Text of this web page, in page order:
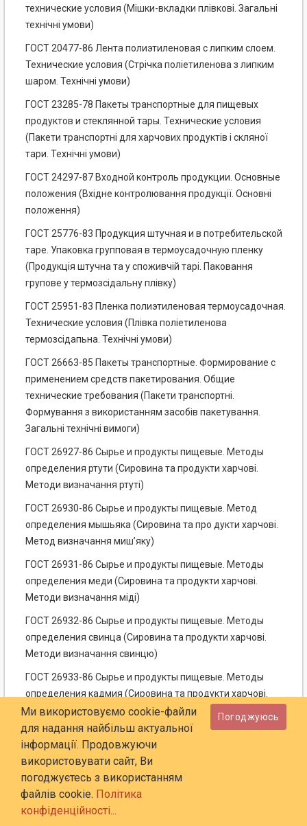
технические условия (Мішки-вкладки плівкові. Загальні
технічні умови)
ГОСТ 20477-86 Лента полиэтиленовая с липким слоем.
Технические условия (Стрічка поліетиленова з липким
шаром. Технічні умови)
ГОСТ 23285-78 Пакеты транспортные для пищевых
продуктов и стеклянной тары. Технические условия
(Пакети транспортні для харчових продуктів і скляної
тари. Технічні умови)
ГОСТ 24297-87 Входной контроль продукции. Основные
положения (Вхідне контролювання продукції. Основні
положення)
ГОСТ 25776-83 Продукция штучная и в потребительской
таре. Упаковка групповая в термоусадочную пленку
(Продукція штучна та у споживчій тарі. Паковання
групове у термозсідальну плівку)
ГОСТ 25951-83 Пленка полиэтиленовая термоусадочная.
Технические условия (Плівка поліетиленова
термозсідапьна. Технічні умови)
ГОСТ 26663-85 Пакеты транспортные. Формирование с
применением средств пакетирования. Общие
технические требования (Пакети транспортні.
Формування з використанням засобів пакетування.
Загальні технічні вимоги)
ГОСТ 26927-86 Сырье и продукты пищевые. Методы
определения ртути (Сировина та продукти харчові.
Методи визначання ртуті)
ГОСТ 26930-86 Сырье и продукты пищевые. Метод
определения мышьяка (Сировина та про дукти харчові.
Метод визначання миш’яку)
ГОСТ 26931-86 Сырье и продукты пищевые. Методы
определения меди (Сировина та продукти харчові.
Методи визначання міді)
ГОСТ 26932-86 Сырье и продукты пищевые. Методы
определения свинца (Сировина та продукти харчові.
Методи визначання свинцю)
ГОСТ 26933-86 Сырье и продукты пищевые. Методы
определения кадмия (Сировина та продукти харчові.
Методи визначання кадмію)
ГОСТ 26934-86 Сырье и продукты пищевые. Метод
определения цинка (Сировина та продукти харчові.
Метод визначання цинку)
ГОСТ 26935-86 Продукты пищевые консервированные.
Метод определения олова (Продукти харчові
Ми використовуємо cookie-файли
для надання найбільш актуальної
інформації. Продовжуючи
використовувати сайт, Ви
погоджуєтесь з використанням
файлів cookie. Політика
конфіденційності...
Погоджуюсь